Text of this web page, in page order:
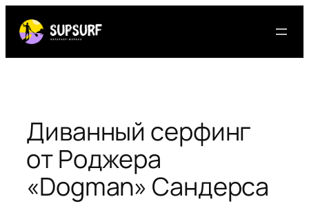
содержимому
Диванный серфинг
от Роджера
«Dogman» Сандерса